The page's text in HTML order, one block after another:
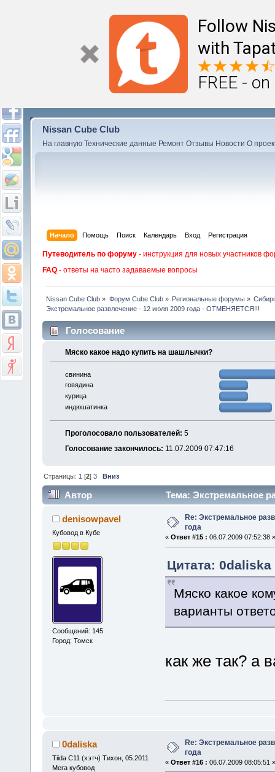
Follow
with
FREE -
Nissan Cube Club
На главную Технические данные Ремонт Отзывы Новости О
Начало Помощь Поиск Календарь Вход Регистрация
Путеводитель по форуму - инструкция для новых участников
FAQ - ответы на часто задаваемые вопросы
Nissan Cube Club » Форум Cube Club» Региональные форумы»
Экстремальное развлечение - 12 июля 2009 года - ОТМЕНЯЕТСЯ!!!
Голосование
Мяско какое надо купить на шашлычки?
свинина
говядина
курица
индюшатинка
Проголосовало пользователей: 5
Голосование закончилось: 11.07.2009 07:47:16
Страницы: 1 [2]3 Вниз
Автор
Тема: Экстремальное
47894 раз)
denisowpavel
Кубовод в Кубе
Сообщений: 145
Город: Томск
Re: Экстремальное
года
« Ответ #15 : 06.07.2009 07:52:38 »
Цитата: 0daliska
Мяско какое
варианты
как же так? а
0daliska
Tiida C11 (хэтч) Тихон, 05.2011
Мега кубовод
Re: Экстремальное
года
« Ответ #16 : 06.07.2009 08:05:51 »